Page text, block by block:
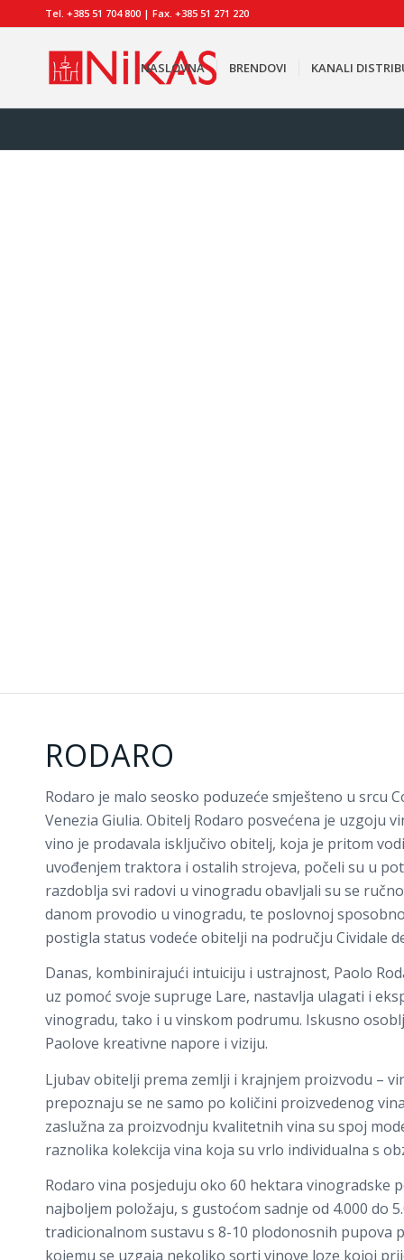
Tel. +385 51 704 800 | Fax. +385 51 271 220
NASLOVNA BRENDOVI KANALI
RODARO
Rodaro je malo seosko poduzeće smješteno u srcu
Venezia Giulia. Obitelj Rodaro posvećena je uzgoju
vino je prodavala isključivo obitelj, koja je pritom
uvođenjem traktora i ostalih strojeva, počeli su u
razdoblja svi radovi u vinogradu obavljali su se
danom provodio u vinogradu, te poslovnoj
postigla status vodeće obitelji na području Cividale
Danas, kombinirajući intuiciju i ustrajnost, Paolo
uz pomoć svoje supruge Lare, nastavlja ulagati i
vinogradu, tako i u vinskom podrumu. Iskusno
Paolove kreativne napore i viziju.
Ljubav obitelji prema zemlji i krajnjem proizvodu –
prepoznaju se ne samo po količini proizvedenog
zaslužna za proizvodnju kvalitetnih vina su spoj
raznolika kolekcija vina koja su vrlo individualna s
Rodaro vina posjeduju oko 60 hektara vinogradske
najboljem položaju, s gustoćom sadnje od 4.000 do
tradicionalnom sustavu s 8-10 plodonosnih pupova
kojemu se uzgaja nekoliko sorti vinove loze kojoj